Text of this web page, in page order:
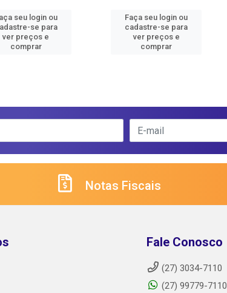
seu login ou
se para
ver preços e
comprar
Faça seu login ou
cadastre-se para
ver preços e
comprar
Notas Fiscais
Fale Conosco
(27) 3034-7110
(27) 99779-7110